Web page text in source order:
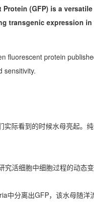
Protein (GFP) is a
transgenic expression
fluorescent protein
sensitivity.
实际看到的时候水母亮起。
活细胞中细胞过程的动态变
分离出GFP，该水母随洋